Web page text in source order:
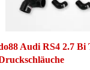
Audi RS4 2.7 Bi